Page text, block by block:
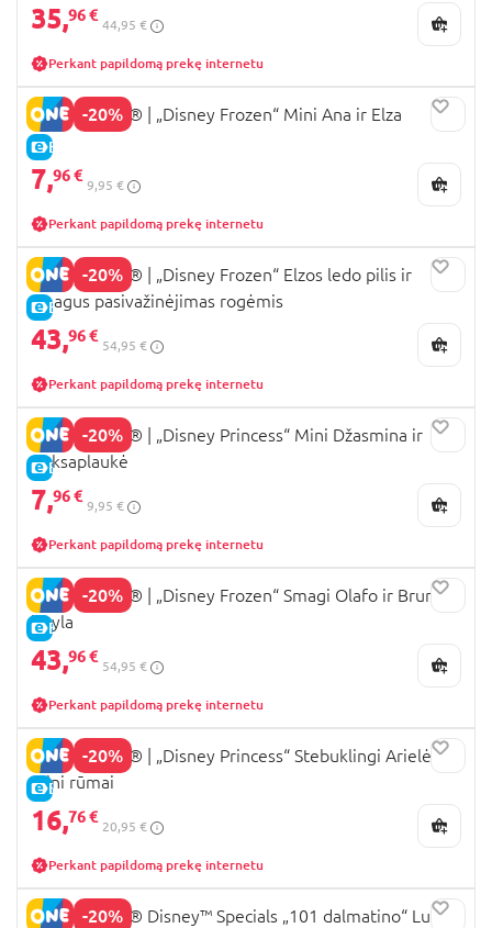
35,96 €
44,95 €
Perkant papildomą prekę internetu
-20%
E-KAINA
43284 LEGO® ǀ „Disney Frozen“ Mini Ana ir Elza
7,96 €
9,95 €
Perkant papildomą prekę internetu
-20%
E-KAINA
43281 LEGO® ǀ „Disney Frozen“ Elzos ledo pilis ir
smagus pasivažinėjimas rogėmis
43,96 €
54,95 €
Perkant papildomą prekę internetu
-20%
E-KAINA
43303 LEGO® ǀ „Disney Princess“ Mini Džasmina ir
Auksaplaukė
7,96 €
9,95 €
Perkant papildomą prekę internetu
-20%
E-KAINA
43287 LEGO® ǀ „Disney Frozen“ Smagi Olafo ir Brunio
iškyla
43,96 €
54,95 €
Perkant papildomą prekę internetu
-20%
E-KAINA
43285 LEGO® ǀ „Disney Princess“ Stebuklingi Arielės
mini rūmai
16,76 €
20,95 €
Perkant papildomą prekę internetu
-20%
43271 LEGO® Disney™ Specials „101 dalmatino“ Lucky